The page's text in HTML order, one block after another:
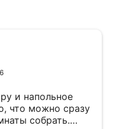
и напольное
что можно сразу
собрать.